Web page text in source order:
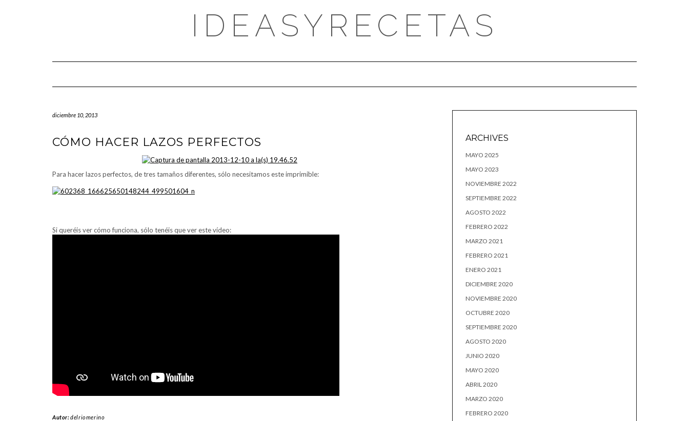
IDEASYRECETAS
diciembre 10, 2013
CÓMO HACER LAZOS PERFECTOS
Para hacer lazos perfectos, de tres tamaños diferentes, sólo necesitamos este imprimible:
Si queréis ver cómo funciona, sólo tenéis que ver este vídeo:
Autor:delriomerino
ARCHIVES
MAYO 2025
MAYO 2023
NOVIEMBRE 2022
SEPTIEMBRE 2022
AGOSTO 2022
FEBRERO 2022
MARZO 2021
FEBRERO 2021
ENERO 2021
DICIEMBRE 2020
NOVIEMBRE 2020
OCTUBRE 2020
SEPTIEMBRE 2020
AGOSTO 2020
JUNIO 2020
MAYO 2020
ABRIL 2020
MARZO 2020
FEBRERO 2020